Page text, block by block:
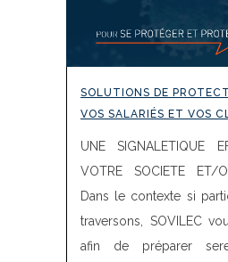
SOLUTIONS DE
VOS SALARIÉS ET VOS
UNE SIGNALETIQUE
VOTRE SOCIETE ET/
Dans le contexte si
traversons, SOVILEC
afin de préparer